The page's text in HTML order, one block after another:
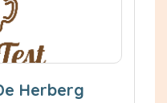
Herberg